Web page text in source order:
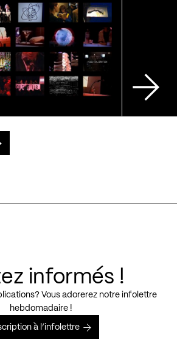
informés !
Vous adorerez notre infolettre
hebdomadaire !
à l’infolettre